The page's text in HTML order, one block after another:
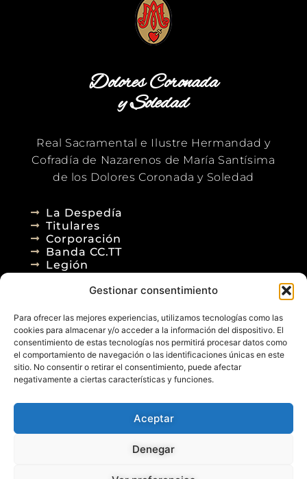
Gestionar consentimiento
Para ofrecer las mejores experiencias, utilizamos tecnologías como las
cookies para almacenar y/o acceder a la información del dispositivo. El
consentimiento de estas tecnologías nos permitirá procesar datos como
el comportamiento de navegación o las identificaciones únicas en este
sitio. No consentir o retirar el consentimiento, puede afectar
negativamente a ciertas características y funciones.
Aceptar
Denegar
Dolores Coronada
y Soledad
Real Sacramental e Ilustre Hermandad y
Cofradía de Nazarenos de María Santísima
de los Dolores Coronada y Soledad
La Despedía
Titulares
Corporación
Banda CC.TT
Legión
Agenda
Contacto
Política de Privacidad